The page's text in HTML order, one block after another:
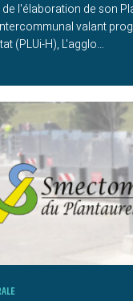
l'élaboration de son
valant
(PLUi-H), L'agglo…